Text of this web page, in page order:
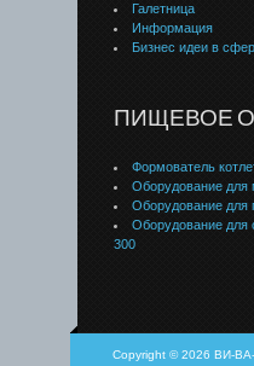
Галетница
Информация
Бизнес идеи в
ПИЩЕВОЕ
Формователь
Оборудование для
Оборудование для
Оборудование
300
Copyright © 2026 ВИ-